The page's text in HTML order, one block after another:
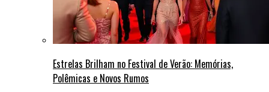
Estrelas Brilham no Festival de Verão: Memórias,
Polêmicas e Novos Rumos